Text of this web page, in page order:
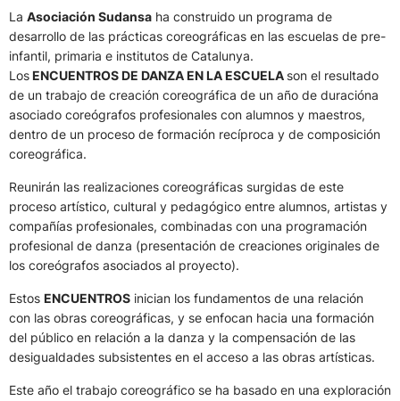
La Asociación Sudansa ha construido un programa de
desarrollo de las prácticas coreográficas en las escuelas de pre-
infantil, primaria e institutos de Catalunya.
LosENCUENTROS DE DANZA EN LA ESCUELA son el resultado
de un trabajo de creación coreográfica de un año de duracióna
asociado coreógrafos profesionales con alumnos y maestros,
dentro de un proceso de formación recíproca y de composición
coreográfica.
Reunirán las realizaciones coreográficas surgidas de este
proceso artístico, cultural y pedagógico entre alumnos, artistas y
compañías profesionales, combinadas con una programación
profesional de danza (presentación de creaciones originales de
los coreógrafos asociados al proyecto).
Estos ENCUENTROS inician los fundamentos de una relación
con las obras coreográficas, y se enfocan hacia una formación
del público en relación a la danza y la compensación de las
desigualdades subsistentes en el acceso a las obras artísticas.
Este año el trabajo coreográfico se ha basado en una exploración